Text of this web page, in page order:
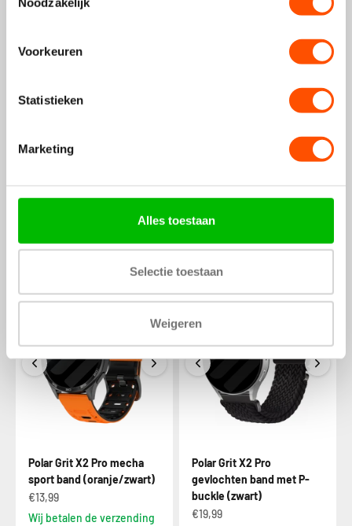
Voorkeuren
Statistieken
Marketing
Alles toestaan
Selectie toestaan
Weigeren
Bandz Polar Grit X2 Pro
nylon loop band (zwart)
Polar Grit X2 Pro twill sport
band (zwart/rood)
Polar Grit X2 Pro mecha
sport band (oranje/zwart)
€13,99
Wij betalen de verzending
Polar Grit X2 Pro
gevlochten band met P-
buckle (zwart)
€19,99